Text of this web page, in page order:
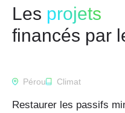
Les projets
financés par
Pérou Climat
Restaurer les passifs